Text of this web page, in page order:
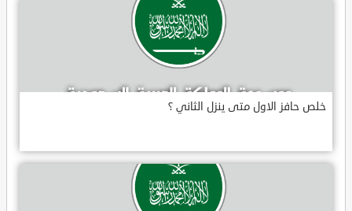
خلص حافز الاول متى ينزل الثاني ؟